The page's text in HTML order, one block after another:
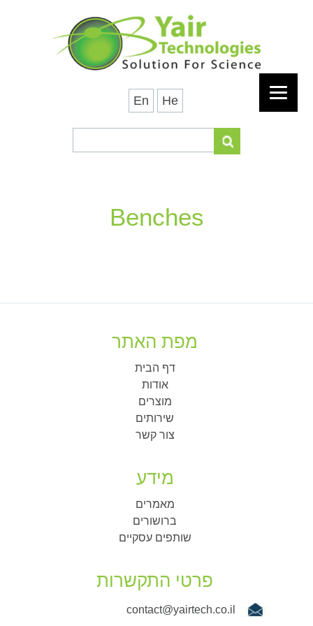
En He
Benches
מפת האתר
דף הבית
אודות
מוצרים
שירותים
צור קשר
מידע
מאמרים
ברושורים
שותפים עסקיים
פרטי התקשרות
contact@yairtech.co.il